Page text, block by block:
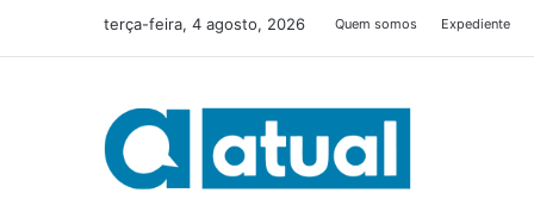
terça-feira, 4 agosto, 2026 Quem somos Expediente